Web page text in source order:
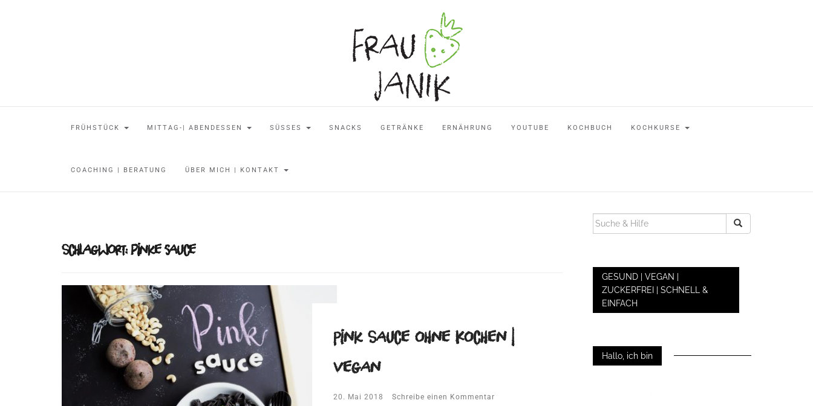
FRÜHSTÜCK MITTAG-| ABENDESSEN SÜSSES SNACKS GETRÄNKE ERNÄHRUNG YOUTUBE KOCHBUCH KOCHKURSE
COACHING | BERATUNG ÜBER MICH | KONTAKT
Schlagwort:pinke sauce
Pink Sauce ohne Kochen |
vegan
20. Mai 2018 Schreibe einen Kommentar
SUCHEN
NACH:
GESUND | VEGAN |
ZUCKERFREI | SCHNELL &
EINFACH
Hallo, ich bin